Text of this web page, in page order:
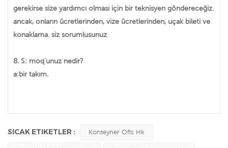
gerekirse size yardımcı olması için bir teknisyen göndereceğiz.
ancak, onların ücretlerinden, vize ücretlerinden, uçak bileti ve
konaklama. siz sorumlusunuz
8. S: moq'unuz nedir?
a:bir takım.
SICAK ETIKETLER : Konteyner Ofis Hk